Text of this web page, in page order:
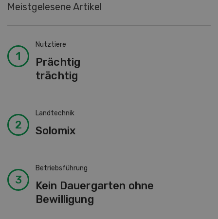
Meistgelesene Artikel
Nutztiere
Prächtig
trächtig
Landtechnik
Solomix
Betriebsführung
Kein Dauergarten ohne
Bewilligung